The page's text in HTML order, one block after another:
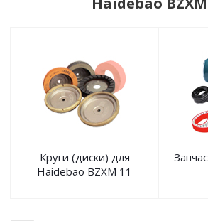
Круги (диски) для
Haidebao BZXM 11